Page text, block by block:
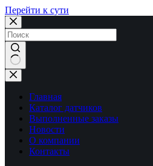
Перейти к сути
Ничего
не
найденоГлавная
Каталог датчиков
Выполненные заказы
Новости
О компании
Контакты